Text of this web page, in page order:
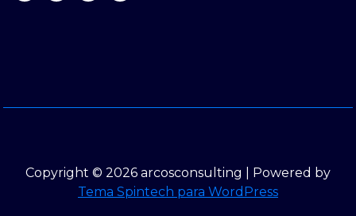
Copyright © 2026 arcosconsulting | Powered by
Tema Spintech para WordPress